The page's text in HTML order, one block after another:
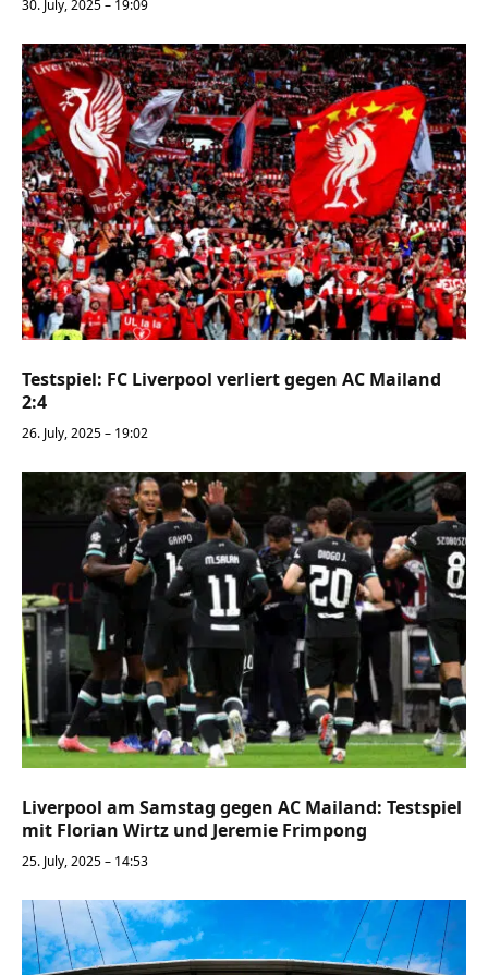
30. July, 2025 – 19:09
Testspiel: FC Liverpool verliert gegen AC Mailand
2:4
26. July, 2025 – 19:02
Liverpool am Samstag gegen AC Mailand: Testspiel
mit Florian Wirtz und Jeremie Frimpong
25. July, 2025 – 14:53